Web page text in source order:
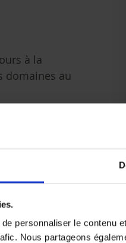
personnaliser le contenu
Nous partageons
à la
domaines au
que vous
de
désiriez
avons besoin